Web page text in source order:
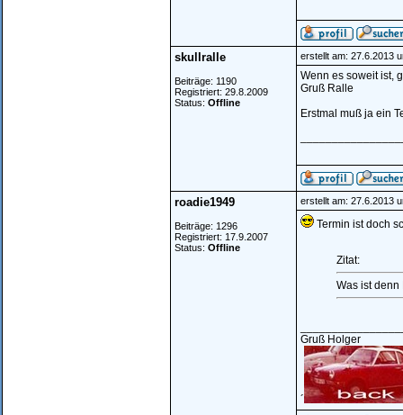
skullralle
Beiträge: 1190
Registriert: 29.8.2009
Status: Offline
erstellt am: 27.6.2013
Wenn es soweit ist,
Gruß Ralle
Erstmal muß ja ein
roadie1949
Beiträge: 1296
Registriert: 17.9.2007
Status: Offline
erstellt am: 27.6.2013
Termin ist doch
Zitat:
Was ist denn
Gruß Holger
´